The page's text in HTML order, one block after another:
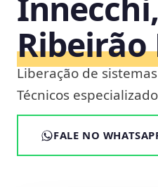
Ribeirão
Liberação de
Técnicos
FALE NO